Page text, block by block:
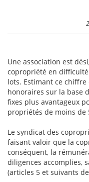
Une association est
copropriété en
lots. Estimant ce chiffre
honoraires sur la base
fixes plus avantageux
propriétés de moins de
Le syndicat des
faisant valoir que la
conséquent, la
diligences accomplies,
(articles 5 et suivants